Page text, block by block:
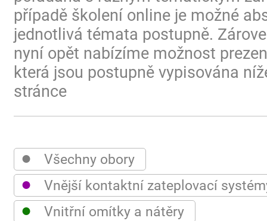
případě školení online je možné
jednotlivá témata postupně.
nyní opět nabízíme možnost
která jsou postupně vypisována
stránce
● Všechny obory
● Vnější kontaktní zateplovací
● Vnitřní omítky a nátěry